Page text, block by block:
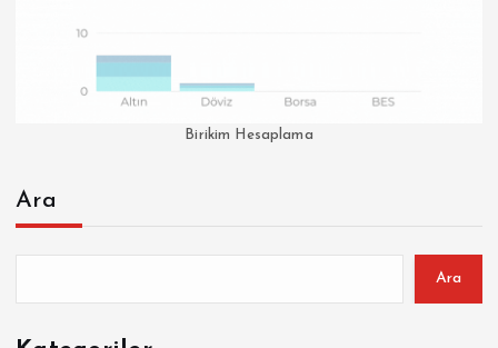
Birikim Hesaplama
Ara
Ara